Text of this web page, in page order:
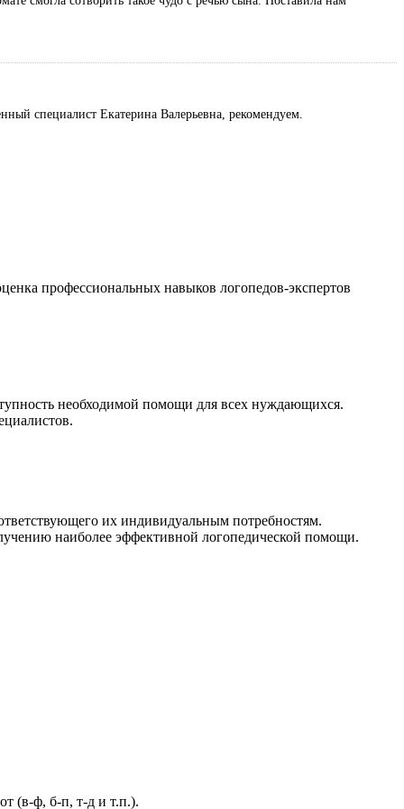
специалист Екатерина Валерьевна, рекомендуем.
профессиональных навыков логопедов-экспертов
необходимой помощи для всех нуждающихся.
их индивидуальным потребностям.
наиболее эффективной логопедической помощи.
(в-ф, б-п, т-д и т.п.).